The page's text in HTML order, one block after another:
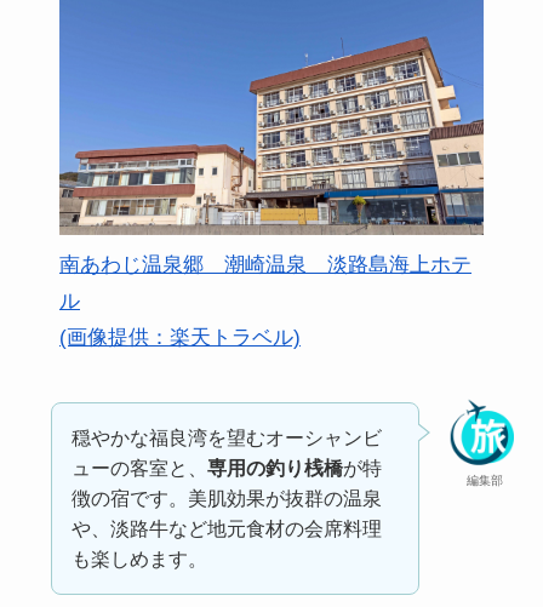
南あわじ温泉郷 潮崎温泉 淡路島海上ホテ
ル
(画像提供：楽天トラベル)
編集部
穏やかな福良湾を望むオーシャンビ
ューの客室と、専用の釣り桟橋が特
徴の宿です。美肌効果が抜群の温泉
や、淡路牛など地元食材の会席料理
も楽しめます。